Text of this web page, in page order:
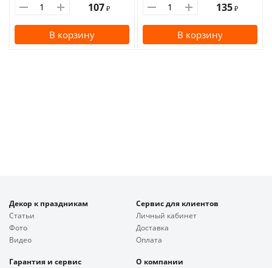
107 ₽
В корзину
135 ₽
В корзину
Декор к праздникам
Статьи
Фото
Видео
Сервис для клиентов
Личный кабинет
Доставка
Оплата
Гарантия и сервис
О компании